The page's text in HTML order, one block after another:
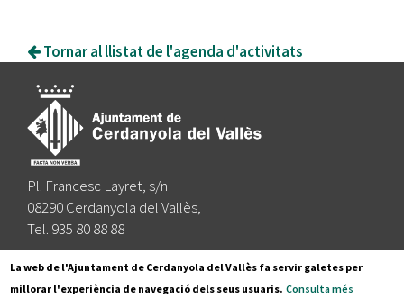
Tornar al llistat de l'agenda d'activitats
Pl. Francesc Layret, s/n
08290 Cerdanyola del Vallès,
Tel. 935 80 88 88
Segueix-nos a:
La web de l'Ajuntament de Cerdanyola del Vallès fa servir galetes per
millorar l'experiència de navegació dels seus usuaris. Consulta més